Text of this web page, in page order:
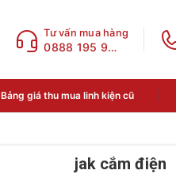
Tư vấn mua hàng
0888 195 969
Bảng giá thu mua linh kiện cũ
jak cắm điện